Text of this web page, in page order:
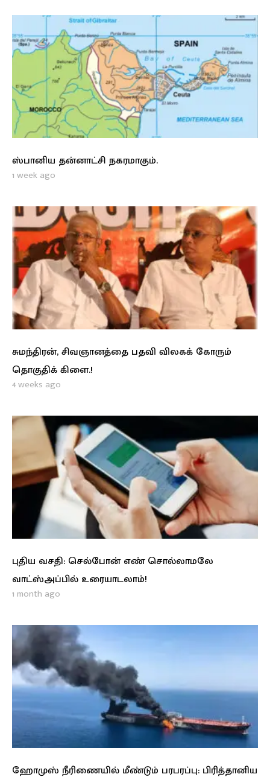
ஸ்பானிய தன்னாட்சி நகரமாகும்.
1 week ago
சுமந்திரன், சிவஞானத்தை பதவி விலகக் கோரும்
தொகுதிக் கிளை.!
4 weeks ago
புதிய வசதி: செல்போன் எண் சொல்லாமலே
வாட்ஸ்அப்பில் உரையாடலாம்!
1 month ago
ஹோமுஸ் நீரிணையில் மீண்டும் பரபரப்பு: பிரித்தானிய